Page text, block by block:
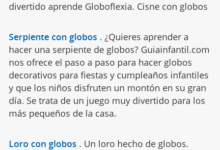
divertido aprende Globoflexia. Cisne con globos
Serpiente con globos . ¿Quieres aprender a
hacer una serpiente de globos? Guiainfantil.com
nos ofrece el paso a paso para hacer globos
decorativos para fiestas y cumpleaños infantiles
y que los niños disfruten un montón en su gran
día. Se trata de un juego muy divertido para los
más pequeños de la casa.
Loro con globos . Un loro hecho de globos.